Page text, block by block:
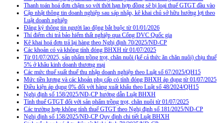
Thanh toán hoá đơn chậm so với thời hạn hợp đồng sẽ bị loại thuế GTGT đầu vào
Cập nhật thông tin doanh nghiệp sau sáp nhập, kê khai chủ sở hữu hưởng lợi theo
Luật doanh nghiệp
Đăng ký thông tin người lao động bắt buộc từ 01/01/2026
Thí điểm chi trả bảo hiểm thất nghiệp qua Cổng DVC Quốc gia
Kê khai hoá đơn trả lại hàng theo Nghị định 70/2025/NĐ-CP
Các khoản có và không tính đóng BHXH từ 01/07/2025
Từ 01/07/2025, sản phẩm trồng trọt, chăn nuôi (kể cả thức ăn chăn nuôi) chịu thuế
5% ở khâu kinh doanh thương mại
Các mức thuế suất thuế thu nhập doanh nghiệp theo Luật số 67/2025/QH15
Mức tiền lương và các khoản phụ cấp có tính đóng BHXH áp dụng từ 01/07/2025
Điều kiện áp dụng 0% đối với hàng xuất khẩu theo Luật số 48/2024/QH15
Nghị định số 158/2025/NĐ-CP hướng dẫn Luật BHXH
Tính thuế GTGT đối với sản phẩm trồng trọt, chăn nuôi từ 01/07/2025
Các trường hợp không tính thuế GTGT theo Nghị định số 181/2025/NĐ-CP
Nghị định số 158/2025/NĐ-CP Quy định chi tiết Luật BHXH